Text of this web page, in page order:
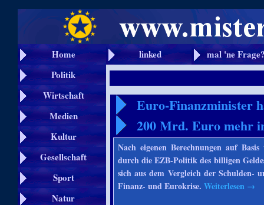
Home linked
mal 'ne
Politik
Wirtschaft
Medien
Kultur
Gesellschaft
Sport
Natur
Euro-Finanzminister
200 Mrd. Euro mehr
Nach eigenen Berechnungen auf
durch die EZB-Politik des billigen
sich aus dem Vergleich der Schulden-
Finanz- und Eurokrise.Weiterlesen →